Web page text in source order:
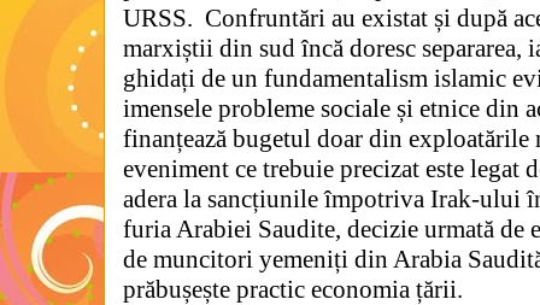
URSS. Confruntări au existat și după
marxiștii din sud încă doresc
ghidați de un fundamentalism islamic
imensele probleme sociale și etnice din
finanțează bugetul doar din exploatările
eveniment ce trebuie precizat este legat
adera la sancțiunile împotriva Irak-ului
furia Arabiei Saudite, decizie urmată de
de muncitori yemeniți din Arabia
prăbușește practic economia țării.